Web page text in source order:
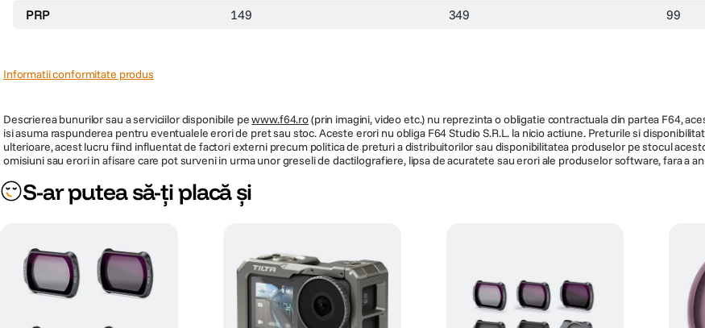
PRP
149 349 99
Informatii conformitate produs
Descrierea bunurilor sau a serviciilor disponibile pewww.f64.ro(prin imagini, video etc.) nu reprezinta o obligatie contractuala din partea F64,
isi asuma raspunderea pentru eventualele erori de pret sau stoc. Aceste erori nu obliga F64 Studio S.R.L. la nicio actiune. Preturile si
ulterioare, acest lucru fiind influentat de factori externi precum politica de preturi a distribuitorilor sau disponibilitatea produselor pe stocul
omisiuni sau erori in afisare care pot surveni in urma unor greseli de dactilografiere, lipsa de acuratete sau erori ale produselor software, fara a
S-ar putea să-ți placă și